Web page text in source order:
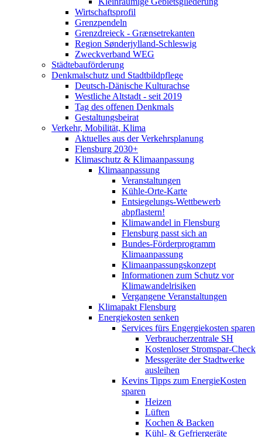
Wirtschaftsprofil
Grenzpendeln
Grenzdreieck - Grænsetrekanten
Region Sønderjylland-Schleswig
Zweckverband WEG
Städtebauförderung
Denkmalschutz und Stadtbildpflege
Deutsch-Dänische Kulturachse
Westliche Altstadt - seit 2019
Tag des offenen Denkmals
Gestaltungsbeirat
Verkehr, Mobilität, Klima
Aktuelles aus der Verkehrsplanung
Flensburg 2030+
Klimaschutz & Klimaanpassung
Klimaanpassung
Veranstaltungen
Kühle-Orte-Karte
Entsiegelungs-Wettbewerb
abpflastern!
Klimawandel in Flensburg
Flensburg passt sich an
Bundes-Förderprogramm
Klimaanpassung
Klimaanpassungskonzept
Informationen zum Schutz vor
Klimawandelrisiken
Vergangene Veranstaltungen
Klimapakt Flensburg
Energiekosten senken
Services fürs Engergiekosten sparen
Verbraucherzentrale SH
Kostenloser Stromspar-Check
Messgeräte der Stadtwerke
ausleihen
Kevins Tipps zum EnergieKosten
sparen
Heizen
Lüften
Kochen & Backen
Kühl- & Gefriergeräte